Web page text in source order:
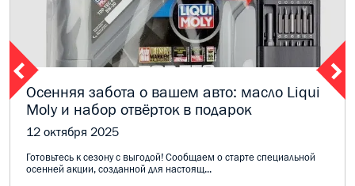
Осенняя забота о вашем авто: масло Liqui
Moly и набор отвёрток в подарок
12 октября 2025
Готовьтесь к сезону с выгодой! Сообщаем о старте специальной
осенней акции, созданной для настоящ...